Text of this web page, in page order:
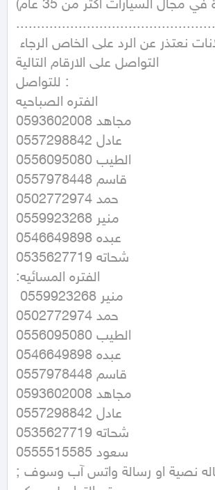
(خبرة في مجال السيارات اكثر من 35 عام )
................................................
التواصل على الارقام التالية
للتواصل :
الفتره الصباحيه
0593602008 مجاهد
0557298842 عادل
0556095080 الطيب
0557978448 قاسم
0502772974 حمد
0559923268 منير
0546649898 عبده
0535627719 شحاته
:الفتره المسائيه
0502772974 حمد
0556095080 الطيب
0546649898 عبده
0557978448 قاسم
0593602008 مجاهد
0557298842 عادل
0535627719 شحاته
0555515585 سعود
;الرجاء ترك رساله نصية او رسالة واتس آب وسوف